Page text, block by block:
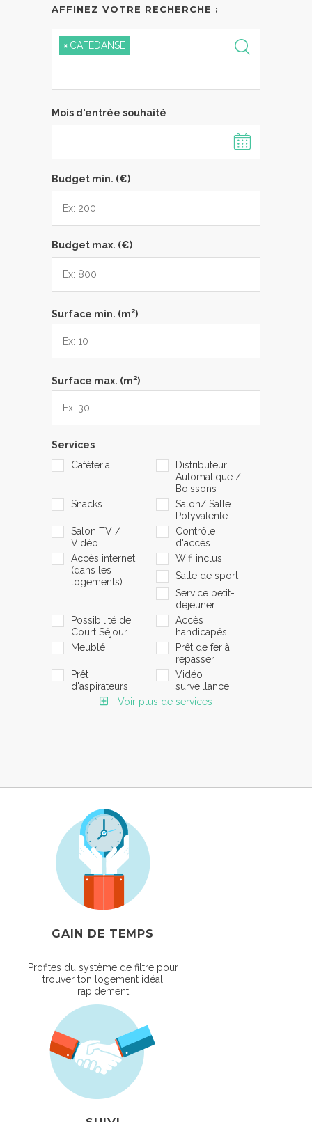
AFFINEZ VOTRE RECHERCHE :
× CAFEDANSE
Mois d'entrée souhaité
Budget min. (€)
Budget max. (€)
Surface min. (m2)
Surface max. (m2)
Services
Cafétéria
Distributeur
Automatique /
Boissons
Snacks
Salon/ Salle
Polyvalente
Salon TV /
Vidéo
Contrôle
d'accès
Accès internet
(dans les
logements)
Wifi inclus
Salle de sport
Service petit-
déjeuner
Possibilité de
Court Séjour
Accès
handicapés
Meublé
Prêt de fer à
repasser
Prêt
d'aspirateurs
Vidéo
surveillance
Voir plus de services
GAIN DE TEMPS
Profites du système de filtre pour
trouver ton logement idéal
rapidement